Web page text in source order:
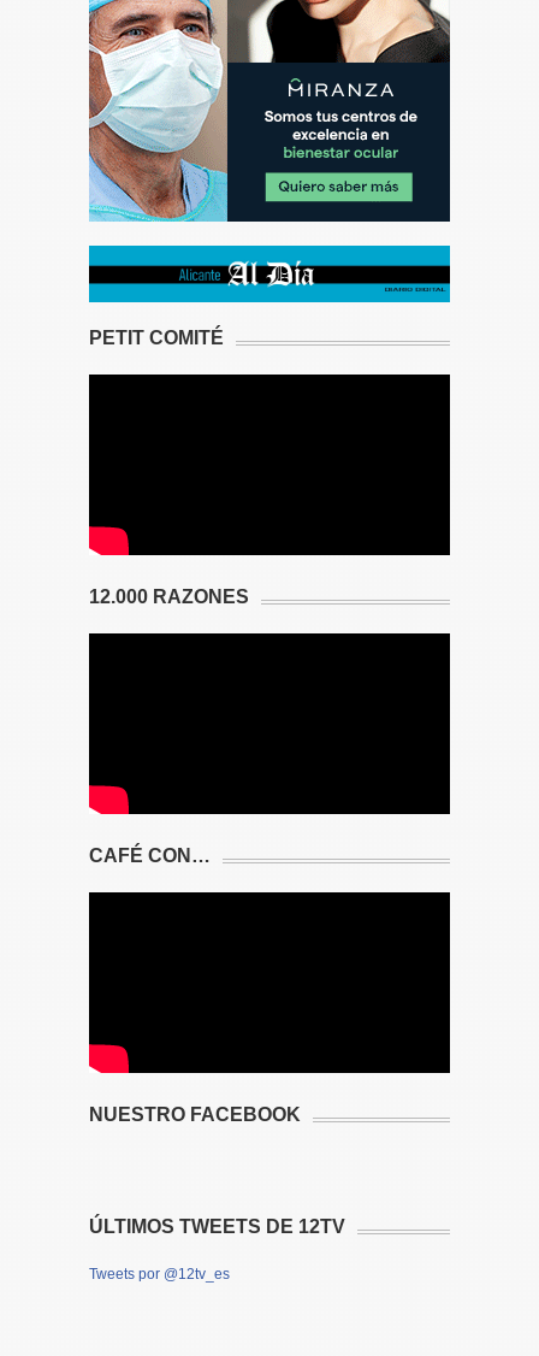
PETIT COMITÉ
12.000 RAZONES
CAFÉ CON…
NUESTRO FACEBOOK
ÚLTIMOS TWEETS DE 12TV
Tweets por @12tv_es